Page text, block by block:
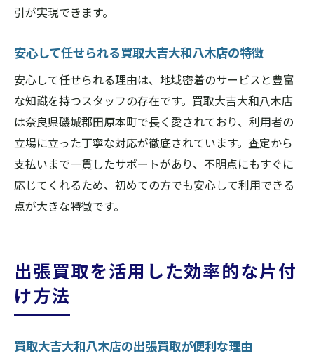
引が実現できます。
安心して任せられる買取大吉大和八木店の特徴
安心して任せられる理由は、地域密着のサービスと豊富
な知識を持つスタッフの存在です。買取大吉大和八木店
は奈良県磯城郡田原本町で長く愛されており、利用者の
立場に立った丁寧な対応が徹底されています。査定から
支払いまで一貫したサポートがあり、不明点にもすぐに
応じてくれるため、初めての方でも安心して利用できる
点が大きな特徴です。
出張買取を活用した効率的な片付
け方法
買取大吉大和八木店の出張買取が便利な理由